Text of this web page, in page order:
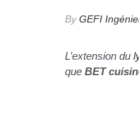
ByGEFI
L’extension du
que BET